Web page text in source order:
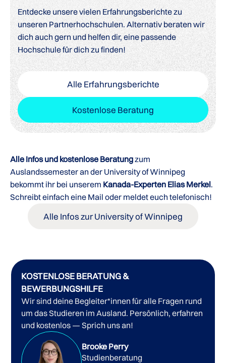
Entdecke unsere vielen Erfahrungsberichte zu
unseren Partnerhochschulen. Alternativ beraten wir
dich auch gern und helfen dir, eine passende
Hochschule für dich zu finden!
Alle Erfahrungsberichte
Kostenlose Beratung
Alle Infos und kostenlose Beratungzum
Auslandssemester an der University of Winnipeg
bekommt ihr bei unserem Kanada-Experten Elias Merkel.
Schreibt einfach eine Mail oder meldet euch telefonisch!
Alle Infos zur University of Winnipeg
KOSTENLOSE BERATUNG &
BEWERBUNGSHILFE
Wir sind deine Begleiter*innen für alle Fragen rund
um das Studieren im Ausland. Persönlich, erfahren
und kostenlos — Sprich uns an!
Brooke Perry
Studienberatung